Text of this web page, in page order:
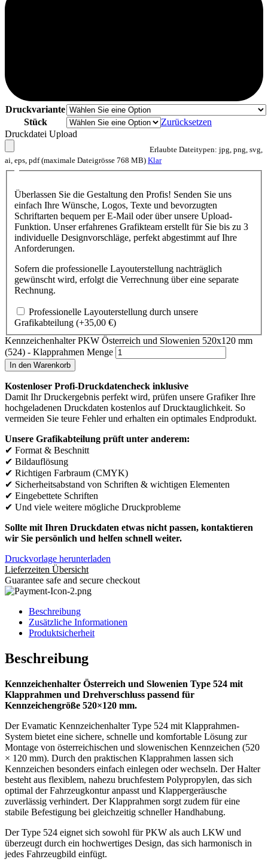
Druckvariante
Stück
Zurücksetzen
Druckdatei Upload
Erlaubte Dateitypen: jpg, png, svg,
ai, eps, pdf (maximale Dateigrösse 768 MB) Klar
Überlassen Sie die Gestaltung den Profis! Senden Sie uns
einfach Ihre Wünsche, Logos, Texte und bevorzugten
Schriftarten bequem per E-Mail oder über unsere Upload-
Funktion. Unser erfahrenes Grafikteam erstellt für Sie bis zu 3
individuelle Designvorschläge, perfekt abgestimmt auf Ihre
Anforderungen.
Sofern die professionelle Layouterstellung nachträglich
gewünscht wird, erfolgt die Verrechnung über eine separate
Rechnung.
Professionelle Layouterstellung durch unsere
Grafikabteilung (+35,00 €)
Kennzeichenhalter PKW Österreich und Slowenien 520x120 mm
(524) - Klapprahmen Menge
In den Warenkorb
Kostenloser Profi-Druckdatencheck inklusive
Damit Ihr Druckergebnis perfekt wird, prüfen unsere Grafiker Ihre
hochgeladenen Druckdaten kostenlos auf Drucktauglichkeit. So
vermeiden Sie teure Fehler und erhalten ein optimales Endprodukt.
Unsere Grafikabteilung prüft unter anderem:
✔ Format & Beschnitt
✔ Bildauflösung
✔ Richtigen Farbraum (CMYK)
✔ Sicherheitsabstand von Schriften & wichtigen Elementen
✔ Eingebettete Schriften
✔ Und viele weitere mögliche Druckprobleme
Sollte mit Ihren Druckdaten etwas nicht passen, kontaktieren
wir Sie persönlich und helfen schnell weiter.
Druckvorlage herunterladen
Lieferzeiten Übersicht
Guarantee safe and secure checkout
Beschreibung
Zusätzliche Informationen
Produktsicherheit
Beschreibung
Kennzeichenhalter Österreich und Slowenien Type 524 mit
Klapprahmen und Drehverschluss passend für
Kennzeichengröße 520×120 mm.
Der Evamatic Kennzeichenhalter Type 524 mit Klapprahmen-
System bietet eine sichere, schnelle und komfortable Lösung zur
Montage von österreichischen und slowenischen Kennzeichen (520
× 120 mm). Durch den praktischen Klapprahmen lassen sich
Kennzeichen besonders einfach einlegen oder wechseln. Der Halter
besteht aus flexiblem, nahezu bruchfestem Polypropylen, das sich
optimal der Fahrzeugkontur anpasst und Klappergeräusche
zuverlässig verhindert. Der Klapprahmen sorgt zudem für eine
stabile Befestigung bei gleichzeitig schneller Handhabung.
Der Type 524 eignet sich sowohl für PKW als auch LKW und
überzeugt durch ein hochwertiges Design, das sich harmonisch in
jedes Fahrzeugbild einfügt.